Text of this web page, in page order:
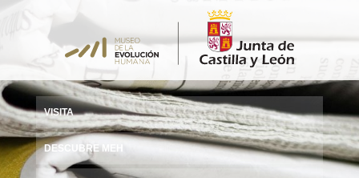
VISITA
DESCUBRE MEH